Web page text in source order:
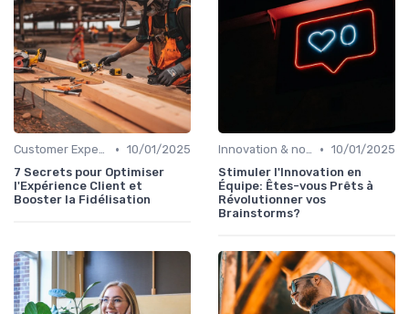
Customer Experience & parcours client • 10/01/2025
7 Secrets pour Optimiser
l'Expérience Client et
Booster la Fidélisation
Innovation & nouveaux leviers marketing • 10/01/2025
Stimuler l'Innovation en
Équipe: Êtes-vous Prêts à
Révolutionner vos
Brainstorms?